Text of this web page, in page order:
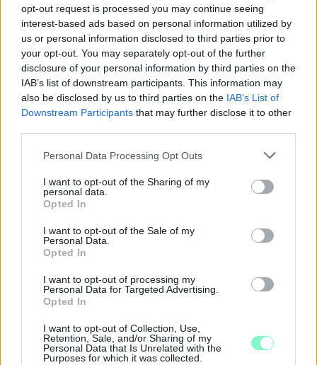
opt-out request is processed you may continue seeing
interest-based ads based on personal information utilized by
us or personal information disclosed to third parties prior to
your opt-out. You may separately opt-out of the further
disclosure of your personal information by third parties on the
IAB’s list of downstream participants. This information may
also be disclosed by us to third parties on the IAB’s List of
Downstream Participants that may further disclose it to other
Please note that this website/app uses one or more Google
not limited to your visit or usage behaviour. You may click to
grant or deny consent to Google and its third-party tags to
use your data for below specified purposes in below Google
consent section.
Personal Data Processing Opt Outs
I want to opt-out of the Sharing of my
personal data.
Opted In
I want to opt-out of the Sale of my
Personal Data.
Opted In
I want to opt-out of processing my
Personal Data for Targeted Advertising.
Opted In
I want to opt-out of Collection, Use,
Retention, Sale, and/or Sharing of my
Personal Data that Is Unrelated with the
Purposes for which it was collected.
ÖRÖMHÍR: TÍZ ÉVE NEM VOLT ILYEN ALACSONY AZ
INFLÁCIÓ MAGYARORSZÁGON
Júliusban mindössze 1,2 százalékkal emelkedtek éves
összevetésben a fogyasztói árak, miközben az élelmiszerek ára
Szólj hozzá!